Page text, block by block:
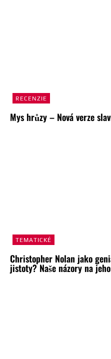
RECENZIE
Mys hrůzy – Nová verze
TEMATICKÉ
Christopher Nolan jako
jistoty? Naše názory na